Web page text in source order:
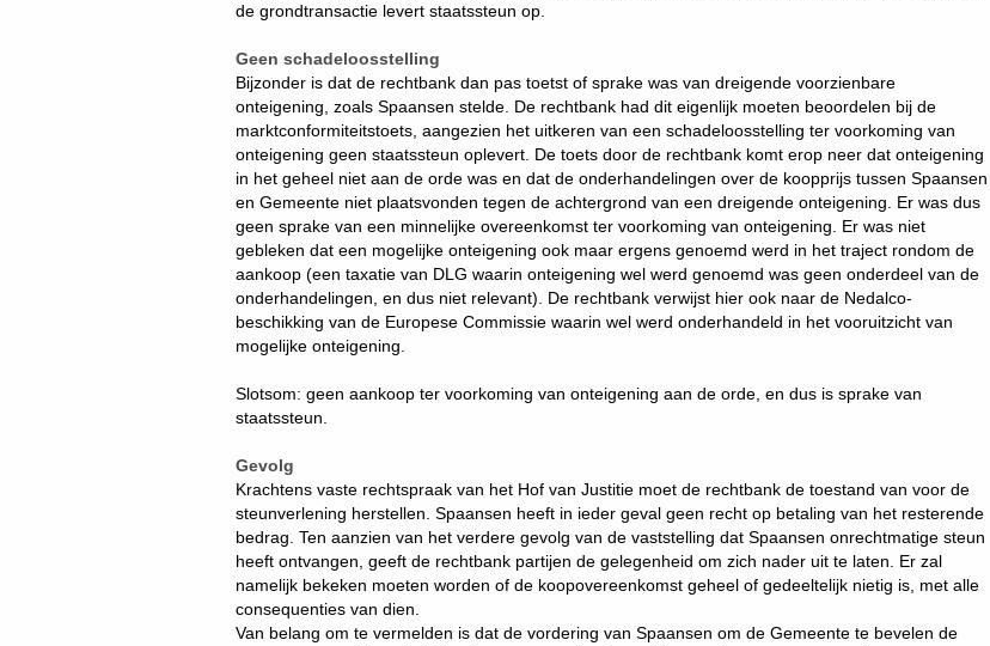
de grondtransactie levert staatssteun op.
Geen schadeloosstelling
Bijzonder is dat de rechtbank dan pas toetst of sprake was van dreigende voorzienbare
onteigening, zoals Spaansen stelde. De rechtbank had dit eigenlijk moeten beoordelen bij de
marktconformiteitstoets, aangezien het uitkeren van een schadeloosstelling ter voorkoming van
onteigening geen staatssteun oplevert. De toets door de rechtbank komt erop neer dat onteigening
in het geheel niet aan de orde was en dat de onderhandelingen over de koopprijs tussen Spaansen
en Gemeente niet plaatsvonden tegen de achtergrond van een dreigende onteigening. Er was dus
geen sprake van een minnelijke overeenkomst ter voorkoming van onteigening. Er was niet
gebleken dat een mogelijke onteigening ook maar ergens genoemd werd in het traject rondom de
aankoop (een taxatie van DLG waarin onteigening wel werd genoemd was geen onderdeel van de
onderhandelingen, en dus niet relevant). De rechtbank verwijst hier ook naar de Nedalco-
beschikking van de Europese Commissie waarin wel werd onderhandeld in het vooruitzicht van
mogelijke onteigening.
Slotsom: geen aankoop ter voorkoming van onteigening aan de orde, en dus is sprake van
staatssteun.
Gevolg
Krachtens vaste rechtspraak van het Hof van Justitie moet de rechtbank de toestand van voor de
steunverlening herstellen. Spaansen heeft in ieder geval geen recht op betaling van het resterende
bedrag. Ten aanzien van het verdere gevolg van de vaststelling dat Spaansen onrechtmatige steun
heeft ontvangen, geeft de rechtbank partijen de gelegenheid om zich nader uit te laten. Er zal
namelijk bekeken moeten worden of de koopovereenkomst geheel of gedeeltelijk nietig is, met alle
consequenties van dien.
Van belang om te vermelden is dat de vordering van Spaansen om de Gemeente te bevelen de